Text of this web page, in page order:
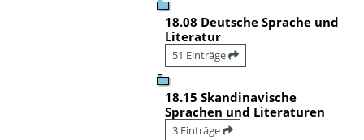
18.08 Deutsche Sprache und
Literatur
51 Einträge
18.15 Skandinavische
Sprachen und Literaturen
3 Einträge